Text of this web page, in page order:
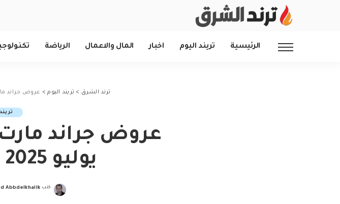
الرئيسية تريند اليوم اخبار المال والاعمال الرياضة
ترند الشرق > تريند اليوم> عروض جراند مارت الدمام
يوليو 2025 لمدة يومان
Posted
كتب Abbdelkhalik